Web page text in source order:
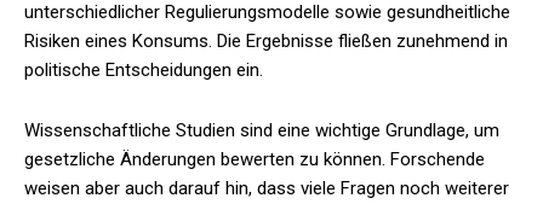
unterschiedlicher Regulierungsmodelle sowie gesundheitliche
Risiken eines Konsums. Die Ergebnisse fließen zunehmend in
politische Entscheidungen ein.
Wissenschaftliche Studien sind eine wichtige Grundlage, um
gesetzliche Änderungen bewerten zu können. Forschende
weisen aber auch darauf hin, dass viele Fragen noch weiterer